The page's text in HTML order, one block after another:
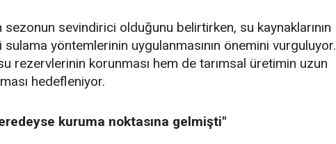
sezonun sevindirici olduğunu belirtirken, su kaynaklarının
yöntemlerinin uygulanmasının önemini vurguluyor.
rezervlerinin korunması hem de tarımsal üretimin uzun
hedefleniyor.
kuruma noktasına gelmişti"